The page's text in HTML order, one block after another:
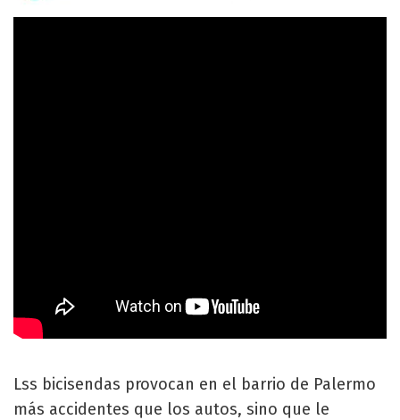
Lss bicisendas provocan en el barrio de Palermo
más accidentes que los autos, sino que le